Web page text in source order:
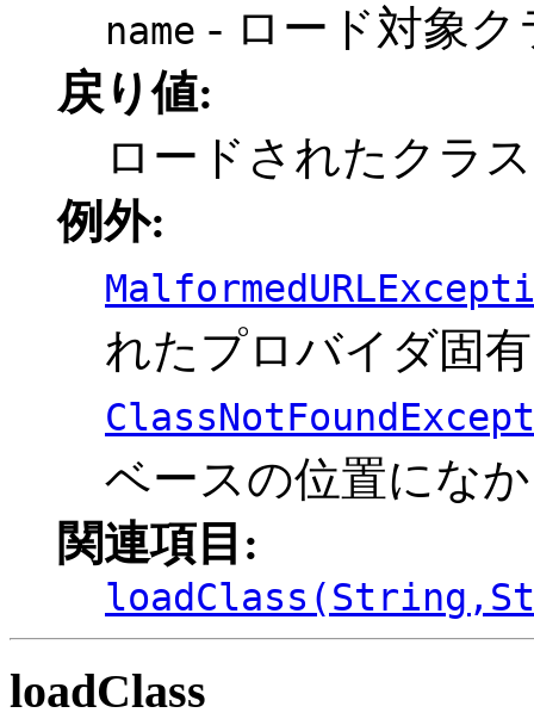
name - ロード対象ク
戻り値:
ロードされたクラ
例外:
れたプロバイダ固
ベースの位置にな
関連項目:
loadClass